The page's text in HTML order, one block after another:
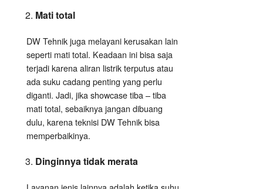
Mati total
DW Tehnik juga melayani kerusakan lain
seperti mati total. Keadaan ini bisa saja
terjadi karena aliran listrik terputus atau
ada suku cadang penting yang perlu
diganti. Jadi, jika showcase tiba – tiba
mati total, sebaiknya jangan dibuang
dulu, karena teknisi DW Tehnik bisa
memperbaikinya.
Dinginnya tidak merata